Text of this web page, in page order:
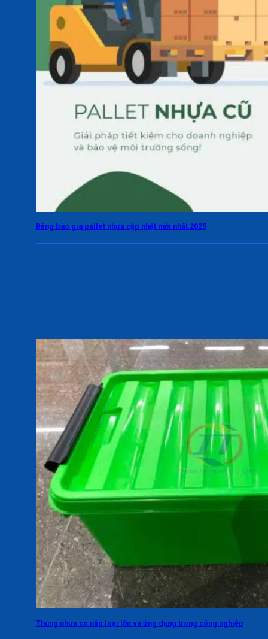
Bảng báo giá pallet nhựa cập nhật mới nhất 2025
Thùng nhựa có nắp loại lớn và ứng dụng trong công nghiệp